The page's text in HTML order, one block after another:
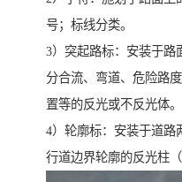
号；标线分类。
3）突起路标：安装于路
分合流、弯道、危险路
置等的反光或不反光体。
4）轮廓标：安装于道路
行道边界轮廓的反光柱（